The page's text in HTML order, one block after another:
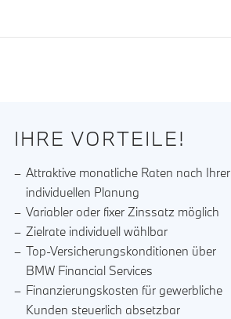
IHRE VORTEILE!
Attraktive monatliche Raten nach Ihrer
individuellen Planung
Variabler oder fixer Zinssatz möglich
Zielrate individuell wählbar
Top-Versicherungskonditionen über
BMW Financial Services
Finanzierungskosten für gewerbliche
Kunden steuerlich absetzbar